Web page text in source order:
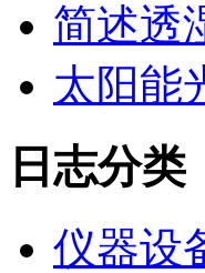
简述透
太阳能
日志分类
仪器设